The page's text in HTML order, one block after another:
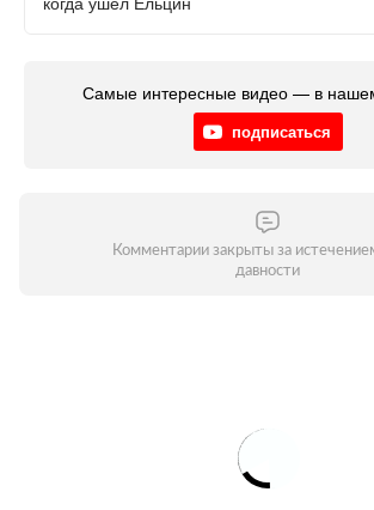
Самые интересные видео — в
подписаться
Комментарии закрыты за
давности